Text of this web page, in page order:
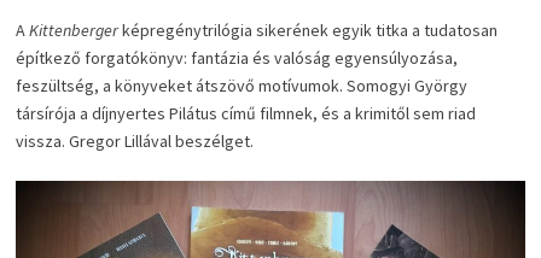
AKittenbergerképregénytrilógia sikerének egyik titka a tudatosan
építkező forgatókönyv: fantázia és valóság egyensúlyozása,
feszültség, a könyveket átszövő motívumok. Somogyi György
társírója a díjnyertes Pilátus című filmnek, és a krimitől sem riad
vissza. Gregor Lillával beszélget.